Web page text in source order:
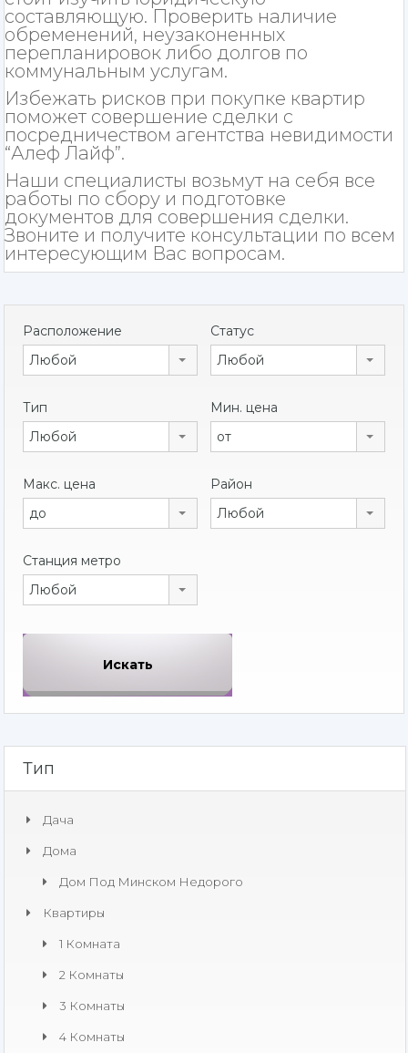
составляющую. Проверить наличие
обременений, неузаконенных
перепланировок либо долгов по
коммунальным услугам.
Избежать рисков при покупке квартир
поможет совершение сделки с
посредничеством агентства невидимости
“Алеф Лайф”.
Наши специалисты возьмут на себя все
работы по сбору и подготовке
документов для совершения сделки.
Звоните и получите консультации по всем
интересующим Вас вопросам.
Расположение
Любой
Статус
Любой
Тип
Любой
Мин. цена
от
Макс. цена
до
Район
Любой
Станция метро
Любой
Тип
Дача
Дома
Дом Под Минском Недорого
Квартиры
1 Комната
2 Комнаты
3 Комнаты
4 Комнаты